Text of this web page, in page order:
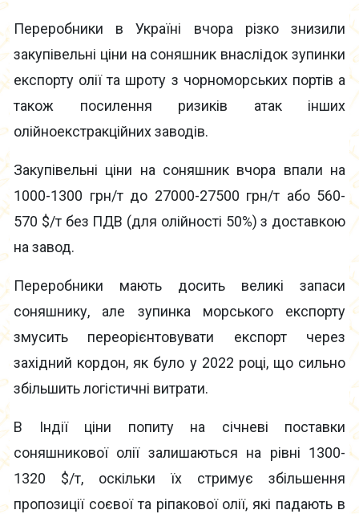
Переробники в Україні вчора різко знизили
закупівельні ціни на соняшник внаслідок зупинки
експорту олії та шроту з чорноморських портів а
також посилення ризиків атак інших
олійноекстракційних заводів.
Закупівельні ціни на соняшник вчора впали на
1000-1300 грн/т до 27000-27500 грн/т або 560-
570 $/т без ПДВ (для олійності 50%) з доставкою
на завод.
Переробники мають досить великі запаси
соняшнику, але зупинка морського експорту
змусить переорієнтовувати експорт через
західний кордон, як було у 2022 році, що сильно
збільшить логістичні витрати.
В Індії ціни попиту на січневі поставки
соняшникової олії залишаються на рівні 1300-
1320 $/т, оскільки їх стримує збільшення
пропозиції соєвої та ріпакової олії, які падають в